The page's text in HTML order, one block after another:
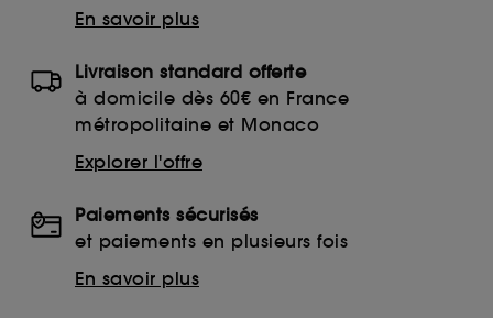
En savoir plus
Livraison standard offerte
à domicile dès 60€ en France
métropolitaine et Monaco
Explorer l'offre
Paiements sécurisés
et paiements en plusieurs fois
En savoir plus